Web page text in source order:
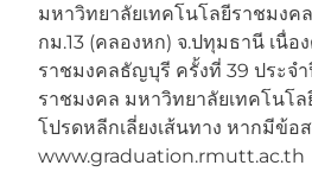
มหาวิทยาลัยเทคโนโลยีราชมงค
กม.13 (คลองหก) จ.ปทุมธานี เนื่
ราชมงคลธัญบุรี ครั้งที่ 39 ประจ
ราชมงคล มหาวิทยาลัยเทคโนโ
โปรดหลีกเลี่ยงเส้นทาง หากมีข้อ
www.graduation.rmutt.ac.th